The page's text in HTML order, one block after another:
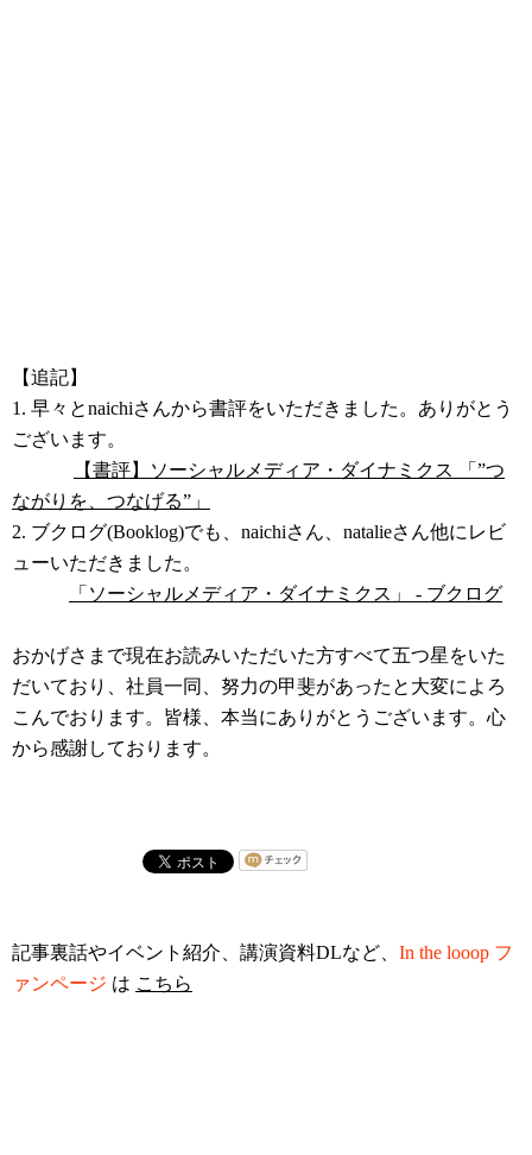
【追記】
1. 早々とnaichiさんから書評をいただきました。ありがとう
ございます。
【書評】ソーシャルメディア・ダイナミクス 「”つ
ながりを、つなげる”」
2. ブクログ(Booklog)でも、naichiさん、natalieさん他にレビ
ューいただきました。
「ソーシャルメディア・ダイナミクス」 - ブクログ
おかげさまで現在お読みいただいた方すべて五つ星をいた
だいており、社員一同、努力の甲斐があったと大変によろ
こんでおります。皆様、本当にありがとうございます。心
から感謝しております。
記事裏話やイベント紹介、講演資料DLなど、 In the looop フ
ァンページ は こちら